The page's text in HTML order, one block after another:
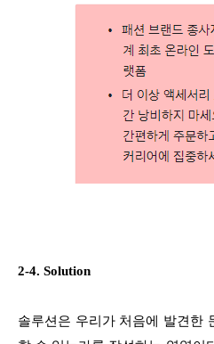
2-4. Solution
솔루션은 우리가 처음에 발견한